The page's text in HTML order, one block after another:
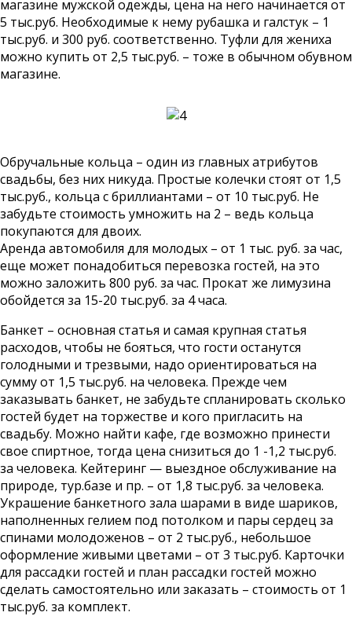
магазине мужской одежды, цена на него начинается от
5 тыс.руб. Необходимые к нему рубашка и галстук – 1
тыс.руб. и 300 руб. соответственно. Туфли для жениха
можно купить от 2,5 тыс.руб. – тоже в обычном обувном
магазине.
Обручальные кольца – один из главных атрибутов
свадьбы, без них никуда. Простые колечки стоят от 1,5
тыс.руб., кольца с бриллиантами – от 10 тыс.руб. Не
забудьте стоимость умножить на 2 – ведь кольца
покупаются для двоих.
Аренда автомобиля для молодых – от 1 тыс. руб. за час,
еще может понадобиться перевозка гостей, на это
можно заложить 800 руб. за час. Прокат же лимузина
обойдется за 15-20 тыс.руб. за 4 часа.
Банкет – основная статья и самая крупная статья
расходов, чтобы не бояться, что гости останутся
голодными и трезвыми, надо ориентироваться на
сумму от 1,5 тыс.руб. на человека. Прежде чем
заказывать банкет, не забудьте спланировать сколько
гостей будет на торжестве и кого пригласить на
свадьбу. Можно найти кафе, где возможно принести
свое спиртное, тогда цена снизиться до 1 -1,2 тыс.руб.
за человека. Кейтеринг — выездное обслуживание на
природе, тур.базе и пр. – от 1,8 тыс.руб. за человека.
Украшение банкетного зала шарами в виде шариков,
наполненных гелием под потолком и пары сердец за
спинами молодоженов – от 2 тыс.руб., небольшое
оформление живыми цветами – от 3 тыс.руб. Карточки
для рассадки гостей и план рассадки гостей можно
сделать самостоятельно или заказать – стоимость от 1
тыс.руб. за комплект.